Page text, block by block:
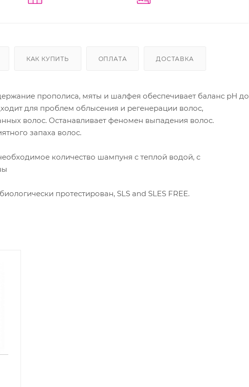
КАК КУПИТЬ ОПЛАТА ДОСТАВКА
прополиса, мяты и шалфея обеспечивает баланс pH до
для проблем облысения и регенерации волос,
волос. Останавливает феномен выпадения волос.
запаха волос.
количество шампуня с теплой водой, с
протестирован, SLS and SLES FREE.